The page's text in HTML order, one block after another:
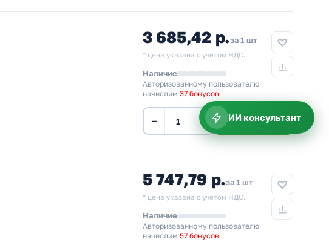
3 685,42 р.за 1 шт
* цена указана с учетом НДС.
Наличие
Авторизованному пользователю
начислим 37 бонусов
− + В корзину
5 747,79 р.за 1 шт
* цена указана с учетом НДС.
Наличие
Авторизованному пользователю
начислим 57 бонусов
ИИ консультант